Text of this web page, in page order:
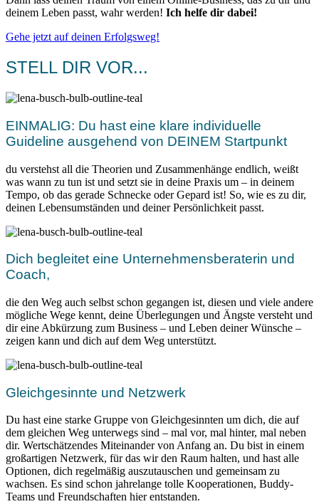
deinem Leben passt, wahr werden! Ich helfe dir dabei!
Gehe jetzt auf deinen Erfolgsweg!
STELL DIR VOR...
EINMALIG: Du hast eine klare individuelle
Guideline ausgehend von DEINEM Startpunkt
du verstehst all die Theorien und Zusammenhänge endlich, weißt
was wann zu tun ist und setzt sie in deine Praxis um – in deinem
Tempo, ob das gerade Schnecke oder Gepard ist! So, wie es zu dir,
deinen Lebensumständen und deiner Persönlichkeit passt.
Dich begleitet eine Unternehmensberaterin und
Coach,
die den Weg auch selbst schon gegangen ist, diesen und viele andere
mögliche Wege kennt, deine Überlegungen und Ängste versteht und
dir eine Abkürzung zum Business – und Leben deiner Wünsche –
zeigen kann und dich auf dem Weg unterstützt.
Gleichgesinnte und Netzwerk
Du hast eine starke Gruppe von Gleichgesinnten um dich, die auf
dem gleichen Weg unterwegs sind – mal vor, mal hinter, mal neben
dir. Wertschätzendes Miteinander von Anfang an. Du bist in einem
großartigen Netzwerk, für das wir den Raum halten, und hast alle
Optionen, dich regelmäßig auszutauschen und gemeinsam zu
wachsen. Es sind schon jahrelange tolle Kooperationen, Buddy-
Teams und Freundschaften hier entstanden.